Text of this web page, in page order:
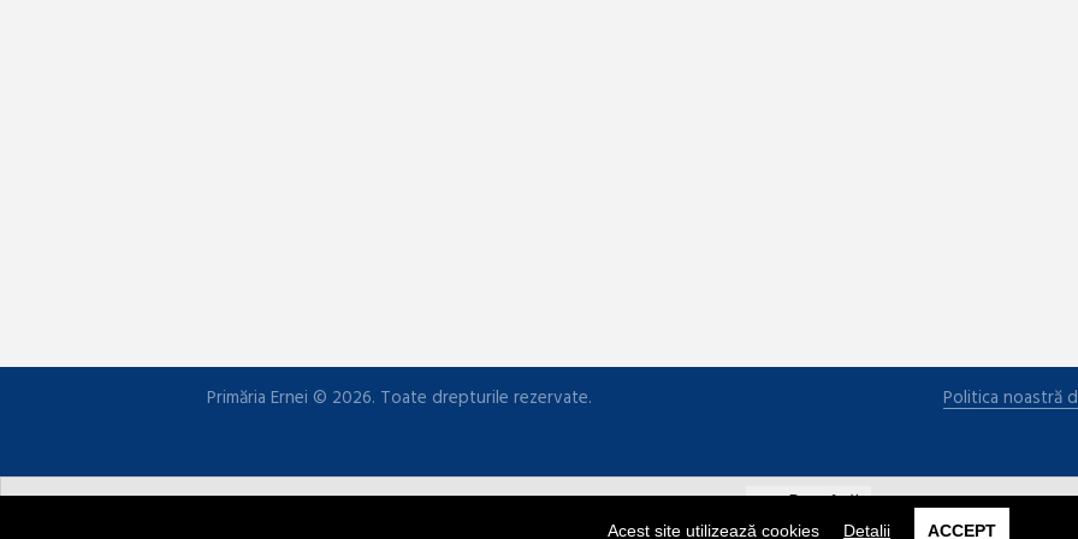
Acest site utilizează cookies Detalii ACCEPT
Politica noastră
Primăria Ernei © 2026. Toate drepturile rezervate.
Română